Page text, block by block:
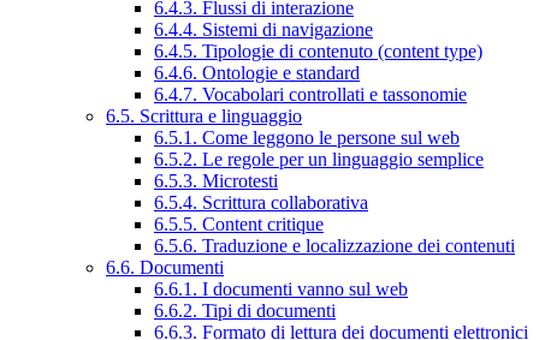
6.4.3. Flussi di interazione
6.4.4. Sistemi di navigazione
6.4.5. Tipologie di contenuto (content type)
6.4.6. Ontologie e standard
6.4.7. Vocabolari controllati e tassonomie
6.5. Scrittura e linguaggio
6.5.1. Come leggono le persone sul web
6.5.2. Le regole per un linguaggio semplice
6.5.3. Microtesti
6.5.4. Scrittura collaborativa
6.5.5. Content critique
6.5.6. Traduzione e localizzazione dei contenuti
6.6. Documenti
6.6.1. I documenti vanno sul web
6.6.2. Tipi di documenti
6.6.3. Formato di lettura dei documenti elettronici